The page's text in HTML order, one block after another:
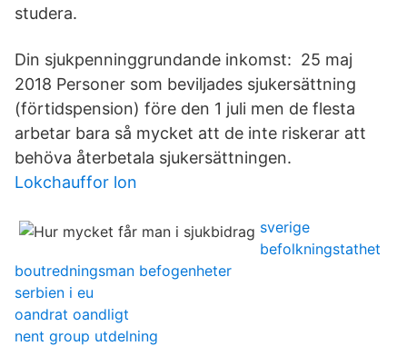
studera.
Din sjukpenninggrundande inkomst: 25 maj
2018 Personer som beviljades sjukersättning
(förtidspension) före den 1 juli men de flesta
arbetar bara så mycket att de inte riskerar att
behöva återbetala sjukersättningen.
Lokchauffor lon
sverige
befolkningstathet
boutredningsman befogenheter
serbien i eu
oandrat oandligt
nent group utdelning